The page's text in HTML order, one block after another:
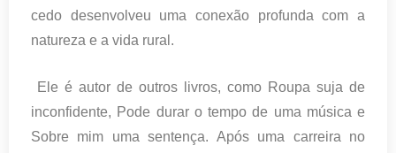
cedo desenvolveu uma conexão profunda com a
natureza e a vida rural.
Ele é autor de outros livros, como Roupa suja de
inconfidente, Pode durar o tempo de uma música e
Sobre mim uma sentença. Após uma carreira no